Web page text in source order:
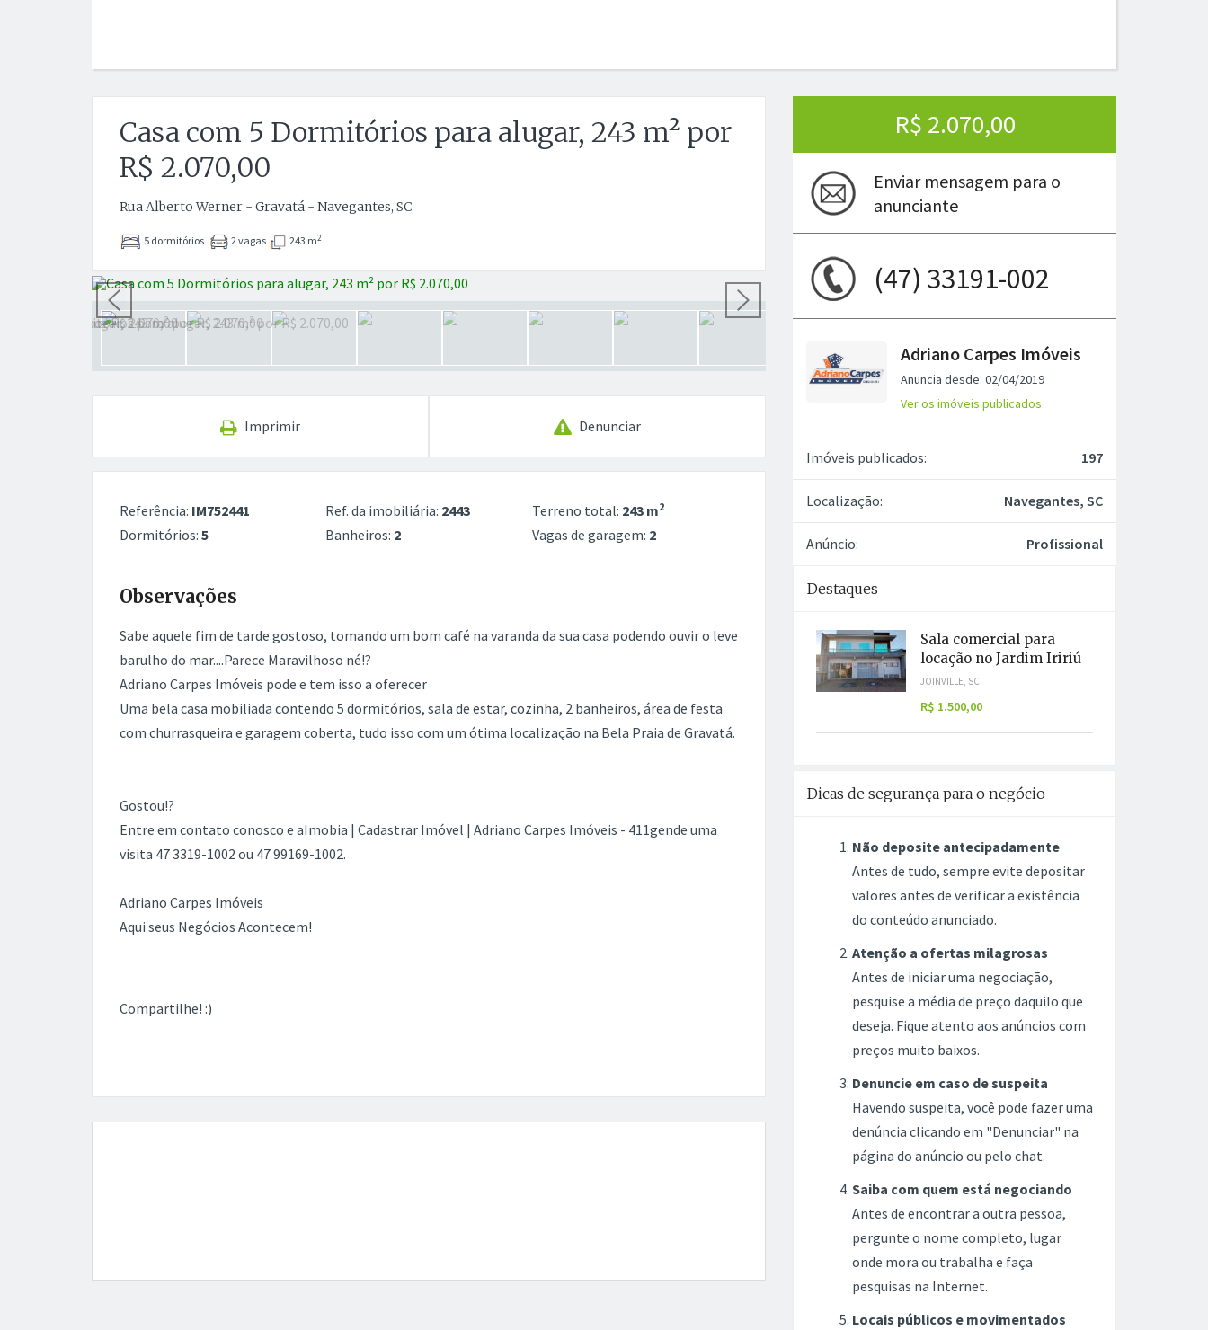
Casa com 5 Dormitórios para alugar, 243 m² por
R$ 2.070,00
Rua Alberto Werner - Gravatá - Navegantes, SC
5 dormitórios 2 vagas 243 m2
Anterior Próxima
Imprimir Denunciar
Referência: IM752441 Ref. da imobiliária: 2443 Terreno total: 243 m2
Dormitórios: 5 Banheiros: 2 Vagas de garagem: 2
Observações
Sabe aquele fim de tarde gostoso, tomando um bom café na varanda da sua casa podendo ouvir o leve
barulho do mar....Parece Maravilhoso né!?
Adriano Carpes Imóveis pode e tem isso a oferecer
Uma bela casa mobiliada contendo 5 dormitórios, sala de estar, cozinha, 2 banheiros, área de festa
com churrasqueira e garagem coberta, tudo isso com um ótima localização na Bela Praia de Gravatá.
Gostou!?
Entre em contato conosco e aImobia | Cadastrar Imóvel | Adriano Carpes Imóveis - 411gende uma
visita 47 3319-1002 ou 47 99169-1002.
Adriano Carpes Imóveis
Aqui seus Negócios Acontecem!
Compartilhe! :)
R$ 2.070,00
Enviar mensagem para o
anunciante
(47) 33191-002
Adriano Carpes Imóveis
Anuncia desde: 02/04/2019
Ver os imóveis publicados
Imóveis publicados: 197
Localização: Navegantes, SC
Anúncio: Profissional
Destaques
Sala comercial para
locação no Jardim Iririú
JOINVILLE, SC
R$ 1.500,00
Dicas de segurança para o negócio
Não deposite antecipadamente
Antes de tudo, sempre evite depositar
valores antes de verificar a existência
do conteúdo anunciado.
Atenção a ofertas milagrosas
Antes de iniciar uma negociação,
pesquise a média de preço daquilo que
deseja. Fique atento aos anúncios com
preços muito baixos.
Denuncie em caso de suspeita
Havendo suspeita, você pode fazer uma
denúncia clicando em "Denunciar" na
página do anúncio ou pelo chat.
Saiba com quem está negociando
Antes de encontrar a outra pessoa,
pergunte o nome completo, lugar
onde mora ou trabalha e faça
pesquisas na Internet.
Locais públicos e movimentados